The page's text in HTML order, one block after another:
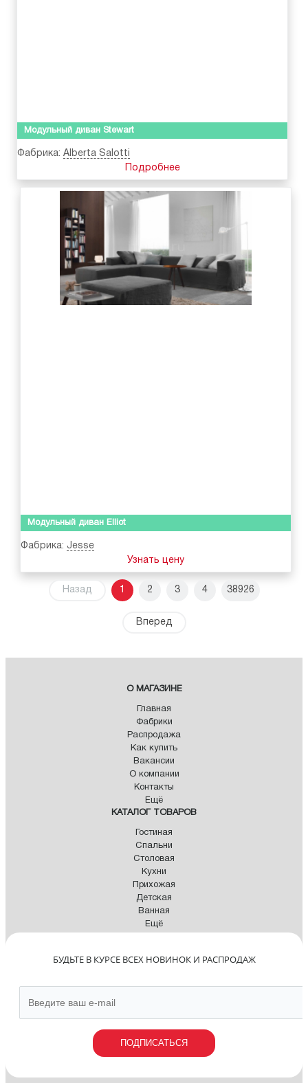
Модульный диван Stewart
Фабрика: Alberta Salotti
Подробнее
Модульный диван Elliot
Фабрика: Jesse
Узнать цену
Назад 1 2 3 4 38926
Вперед
О МАГАЗИНЕ
Главная
Фабрики
Распродажа
Как купить
Вакансии
О компании
Контакты
Ещё
КАТАЛОГ ТОВАРОВ
Гостиная
Спальни
Столовая
Кухни
Прихожая
Детская
Ванная
Ещё
БУДЬТЕ В КУРСЕ ВСЕХ НОВИНОК И РАСПРОДАЖ
ПОДПИСАТЬСЯ